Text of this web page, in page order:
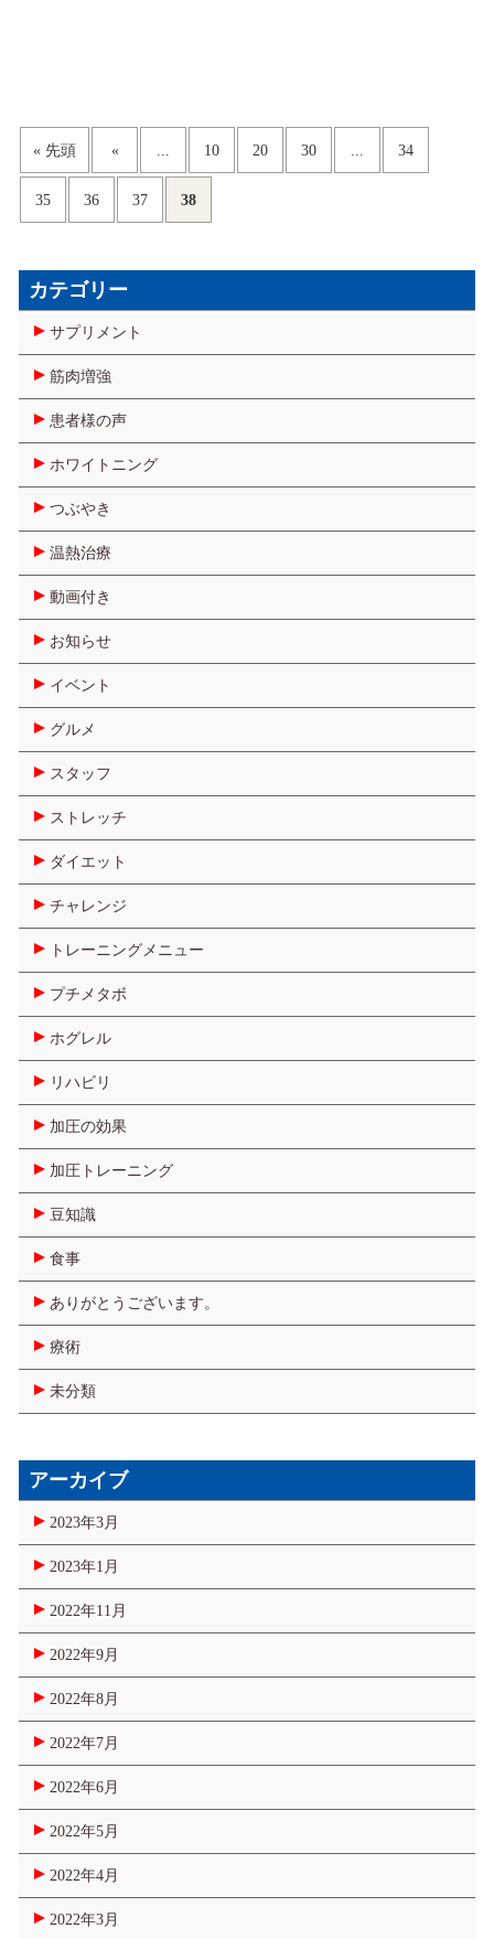
なストレス、血行不良から 来る筋肉の緊張などによって起こりま
す。 血行不良は筋肉への必要な酸素や栄養が運ばれなくなり、酸
欠状態に陥ることで、 肩こりを慢性化させるきっかけになりま
動かす必要があります。 ① 首から肩までの筋肉を伸ばす。
（左右各20秒） 肩を下げながら横に 斜め前方に伸ばす ②
背中の上部を伸ばす。 （左右各20秒） 背中と腰を丸め
て 背骨をそらす ③ 肩甲骨を浮き上がらせる。（20回
程度） 感覚がつかめない方が多いので難しい動作かもしれません
が出来るようになれば 可動域が拡がり動作が楽になるばかりか、
肩こりも解消出来ます。 日頃から動かしていれば、張りを抑え
られますので習慣付けるように心がけましょう！ プチメタボ
« 先頭 « ... 10 20 30 ... 34
35 36 37 38
カテゴリー
サプリメント
筋肉増強
患者様の声
ホワイトニング
つぶやき
温熱治療
動画付き
お知らせ
イベント
グルメ
スタッフ
ストレッチ
ダイエット
チャレンジ
トレーニングメニュー
プチメタボ
ホグレル
リハビリ
加圧の効果
加圧トレーニング
豆知識
食事
ありがとうございます。
療術
未分類
アーカイブ
2023年3月
2023年1月
2022年11月
2022年9月
2022年8月
2022年7月
2022年6月
2022年5月
2022年4月
2022年3月